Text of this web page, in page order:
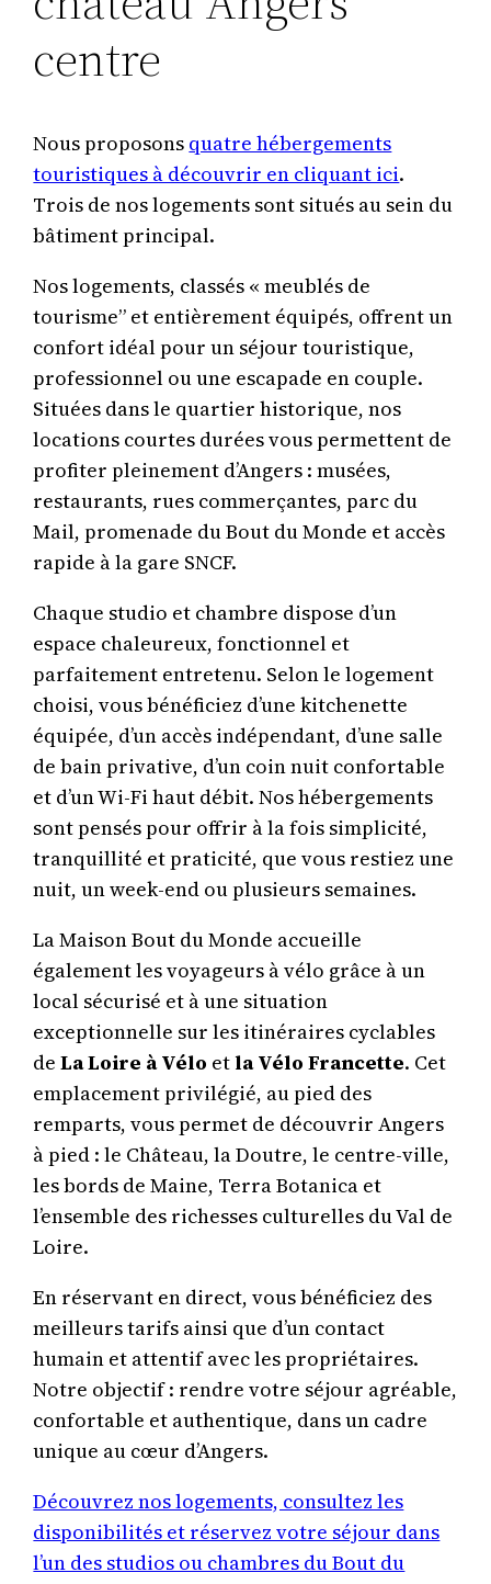
centre
Nous proposons quatre hébergements
touristiques à découvrir en cliquant ici.
Trois de nos logements sont situés au sein du
bâtiment principal.
Nos logements, classés « meublés de
tourisme” et entièrement équipés, offrent un
confort idéal pour un séjour touristique,
professionnel ou une escapade en couple.
Situées dans le quartier historique, nos
locations courtes durées vous permettent de
profiter pleinement d’Angers : musées,
restaurants, rues commerçantes, parc du
Mail, promenade du Bout du Monde et accès
rapide à la gare SNCF.
Chaque studio et chambre dispose d’un
espace chaleureux, fonctionnel et
parfaitement entretenu. Selon le logement
choisi, vous bénéficiez d’une kitchenette
équipée, d’un accès indépendant, d’une salle
de bain privative, d’un coin nuit confortable
et d’un Wi-Fi haut débit. Nos hébergements
sont pensés pour offrir à la fois simplicité,
tranquillité et praticité, que vous restiez une
nuit, un week-end ou plusieurs semaines.
La Maison Bout du Monde accueille
également les voyageurs à vélo grâce à un
local sécurisé et à une situation
exceptionnelle sur les itinéraires cyclables
deLa Loire à Vélo etla Vélo Francette. Cet
emplacement privilégié, au pied des
remparts, vous permet de découvrir Angers
à pied : le Château, la Doutre, le centre-ville,
les bords de Maine, Terra Botanica et
l’ensemble des richesses culturelles du Val de
Loire.
En réservant en direct, vous bénéficiez des
meilleurs tarifs ainsi que d’un contact
humain et attentif avec les propriétaires.
Notre objectif : rendre votre séjour agréable,
confortable et authentique, dans un cadre
unique au cœur d’Angers.
Découvrez nos logements, consultez les
disponibilités et réservez votre séjour dans
l’un des studios ou chambres du Bout du